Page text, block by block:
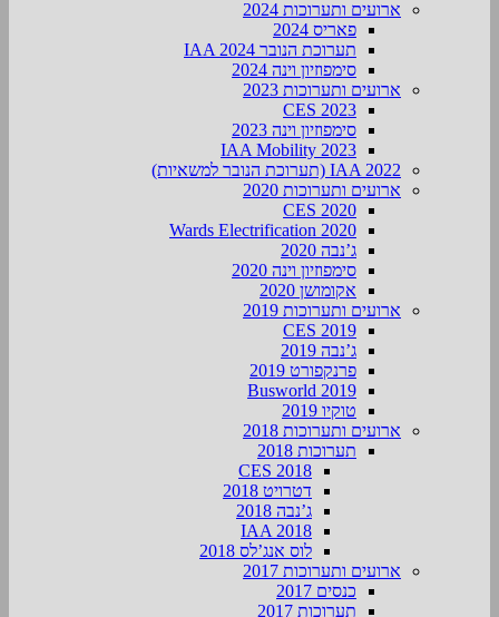
ארועים ותערוכות 2024
פאריס 2024
תערוכת הנובר IAA 2024
סימפוזיון וינה 2024
ארועים ותערוכות 2023
CES 2023
סימפוזיון וינה 2023
IAA Mobility 2023
IAA 2022 (תערוכת הנובר למשאיות)
ארועים ותערוכות 2020
CES 2020
Wards Electrification 2020
ג’נבה 2020
סימפוזיון וינה 2020
אקומושן 2020
ארועים ותערוכות 2019
CES 2019
ג’נבה 2019
פרנקפורט 2019
Busworld 2019
טוקיו 2019
ארועים ותערוכות 2018
תערוכות 2018
CES 2018
דטרויט 2018
ג’נבה 2018
IAA 2018
לוס אנג’לס 2018
ארועים ותערוכות 2017
כנסים 2017
תערוכות 2017